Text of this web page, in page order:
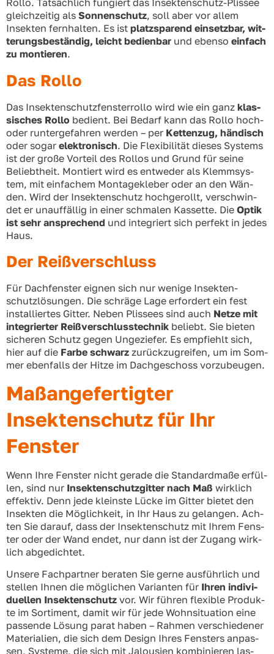
Rol­lo. Tat­säch­lich fun­giert das Insek­ten­schutz-Plis­see
gleich­zei­tig als Son­nen­schutz, soll aber vor allem
Insek­ten fern­hal­ten. Es ist platz­spa­rend ein­setz­bar, wit­
te­rungs­be­stän­dig, leicht bedien­bar und eben­so ein­fach
zu mon­tie­ren.
Das Rollo
Das Insek­ten­schutz­fens­ter­rol­lo wird wie ein ganz klas­
si­sches Rol­lo bedient. Bei Bedarf kann das Rol­lo hoch-
oder run­ter­ge­fah­ren wer­den – per Ket­ten­zug, hän­disch
oder sogar elek­tro­nisch. Die Fle­xi­bi­li­tät die­ses Sys­tems
ist der gro­ße Vor­teil des Rol­los und Grund für sei­ne
Beliebt­heit. Mon­tiert wird es ent­we­der als Klemm­sys­
tem, mit ein­fa­chem Mon­ta­ge­kle­ber oder an den Wän­
den. Wird der Insek­ten­schutz hoch­ge­rollt, ver­schwin­
det er unauf­fäl­lig in einer schma­len Kas­set­te. Die Optik
ist sehr anspre­chend und inte­griert sich per­fekt in jedes
Haus.
Der Reißverschluss
Für Dach­fens­ter eig­nen sich nur weni­ge Insek­ten­
schutz­lö­sun­gen. Die schrä­ge Lage erfor­dert ein fest
instal­lier­tes Git­ter. Neben Plis­sees sind auch Net­ze mit
inte­grier­ter Reiß­ver­schluss­tech­nik beliebt. Sie bie­ten
siche­ren Schutz gegen Unge­zie­fer. Es emp­fiehlt sich,
hier auf die Far­be schwarz zurück­zu­grei­fen, um im Som­
mer eben­falls der Hit­ze im Dach­ge­schoss vor­zu­beu­gen.
Maßangefertigter
Insektenschutz für Ihr
Fenster
Wenn Ihre Fens­ter nicht gera­de die Stan­dard­ma­ße erfül­
len, sind nur Insek­ten­schutz­git­ter nach Maß wirk­lich
effek­tiv. Denn jede kleins­te Lücke im Git­ter bie­tet den
Insek­ten die Mög­lich­keit, in Ihr Haus zu gelan­gen. Ach­
ten Sie dar­auf, dass der Insek­ten­schutz mit Ihrem Fens­
ter oder der Wand endet, nur dann ist der Zugang wirk­
lich abge­dich­tet.
Unse­re Fach­part­ner bera­ten Sie ger­ne aus­führ­lich und
stel­len Ihnen die mög­li­chen Vari­an­ten für Ihren indi­vi­
du­el­len Insek­ten­schutz vor. Wir füh­ren fle­xi­ble Pro­duk­
te im Sor­ti­ment, damit wir für jede Wohn­si­tua­ti­on eine
pas­sen­de Lösung parat haben – Rah­men ver­schie­de­ner
Mate­ria­li­en, die sich dem Design Ihres Fens­ters anpas­
sen, Sys­te­me, die sich mit Jalou­sien kom­bi­nie­ren las­